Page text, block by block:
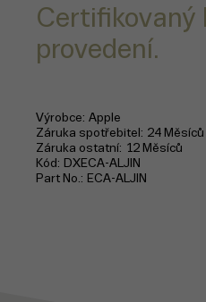
Certifikovaný
provedení.
Výrobce Apple
Záruka spotřebitel
24 Měsíců
Záruka ostatní 12 Měsíců
Kód
DXECA-ALJIN
Part No.
ECA-ALJIN